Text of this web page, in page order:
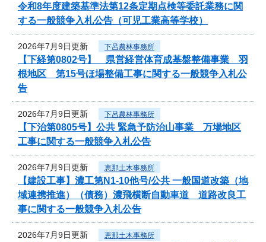
令和8年度建築基準法第12条定期点検等委託業務に関
する一般競争入札公告（可児工業高等学校）
2026年7月9日更新 下呂農林事務所
【下経第0802号】 県営経営体育成基盤整備事業 羽
根地区 第15号ほ場整備工事に関する一般競争入札公
告
2026年7月9日更新 下呂農林事務所
【下治第0805号】公共 緊急予防治山事業 万場地区
工事に関する一般競争入札公告
2026年7月9日更新 恵那土木事務所
【建設工事】濃工第N1-10他号/公共 一般国道改築（地
域連携推進）（債務）濃飛横断自動車道 道路改良工
事に関する一般競争入札公告
2026年7月9日更新 恵那土木事務所